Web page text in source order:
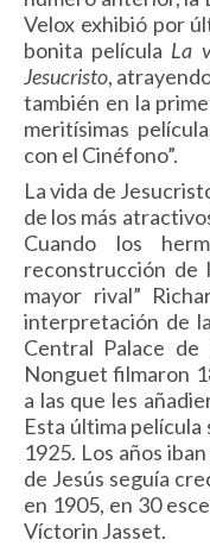
Velox exhibió por
bonita película La
Jesucristo,
también en la
meritísimas
con el Cinéfono”.
La vida de
de los más
Cuando los
reconstrucción de
mayor rival”
interpre­tación de
Central Palace
Nonguet filmaron
a las que les
Esta última película
1925. Los años
de Jesús seguía
en 1905, en 30
Víctorin Jasset.